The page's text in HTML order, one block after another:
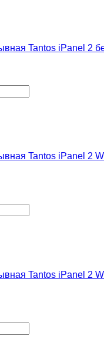
Tantos iPanel 2
Tantos iPanel 2
Tantos iPanel 2